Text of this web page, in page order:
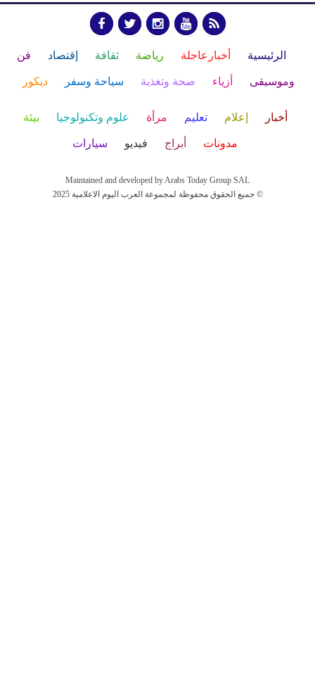
الرئيسية أخبارعاجلة رياضة ثقافة إقتصاد فن
وموسيقى أزياء صحة وتغذية سياحة وسفر ديكور
أخبار إعلام تعليم مرأة علوم وتكنولوجيا بيئة
مدونات أبراج فيديو سيارات
Maintained and developed by Arabs Today Group SAL
جميع الحقوق محفوظة لمجموعة العرب اليوم الاعلامية 2025 ©